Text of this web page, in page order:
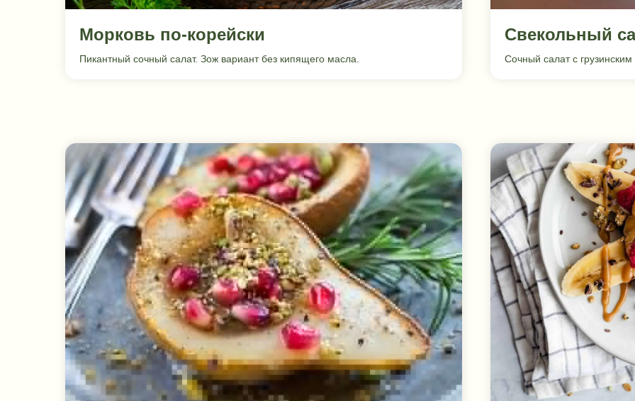
Морковь по-корейски
Пикантный сочный салат. Зож вариант без кипящего масла.
Свекольный
Сочный салат с